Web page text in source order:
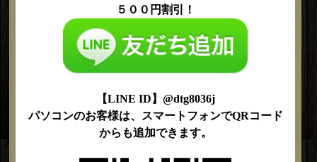
５００円割引！
【LINE ID】@dtg8036j
パソコンのお客様は、スマートフォンでQRコード
からも追加できます。